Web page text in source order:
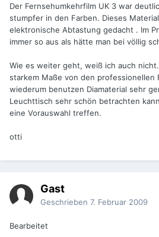
Der Fernsehumkehrfilm UK 3 war
stumpfer in den Farben. Dieses
elektronische Abtastung gedacht . Im
immer so aus als hätte man bei völlig
Wie es weiter geht, weiß ich auch
starkem Maße von den professionellen
wiederum benutzen Diamaterial sehr
Leuchttisch sehr schön betrachten
eine Vorauswahl treffen.
otti
Gast
Geschrieben 7. Februar 2009
Bearbeitet